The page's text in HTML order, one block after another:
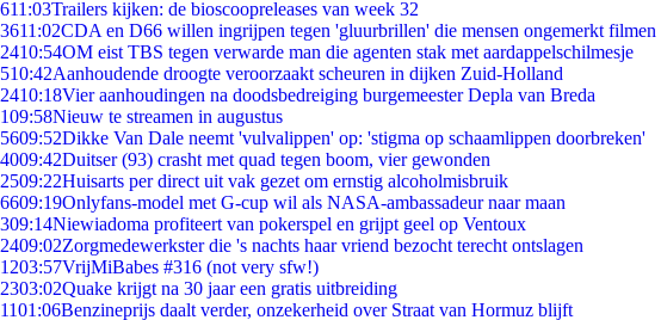
611:03Trailers kijken: de bioscoopreleases van week 32
3611:02CDA en D66 willen ingrijpen tegen 'gluurbrillen' die mensen ongemerkt filmen
2410:54OM eist TBS tegen verwarde man die agenten stak met aardappelschilmesje
510:42Aanhoudende droogte veroorzaakt scheuren in dijken Zuid-Holland
2410:18Vier aanhoudingen na doodsbedreiging burgemeester Depla van Breda
109:58Nieuw te streamen in augustus
5609:52Dikke Van Dale neemt 'vulvalippen' op: 'stigma op schaamlippen doorbreken'
4009:42Duitser (93) crasht met quad tegen boom, vier gewonden
2509:22Huisarts per direct uit vak gezet om ernstig alcoholmisbruik
6609:19Onlyfans-model met G-cup wil als NASA-ambassadeur naar maan
309:14Niewiadoma profiteert van pokerspel en grijpt geel op Ventoux
2409:02Zorgmedewerkster die 's nachts haar vriend bezocht terecht ontslagen
1203:57VrijMiBabes #316 (not very sfw!)
2303:02Quake krijgt na 30 jaar een gratis uitbreiding
1101:06Benzineprijs daalt verder, onzekerheid over Straat van Hormuz blijft